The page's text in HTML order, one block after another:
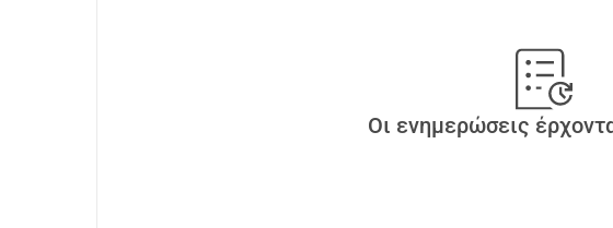
Οι ενημερώσεις